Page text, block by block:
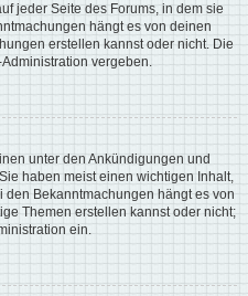
jeder Seite des Forums, in dem sie
hängt es von deinen
erstellen kannst oder nicht. Die
vergeben.
unter den Ankündigungen und
haben meist einen wichtigen Inhalt,
Bekanntmachungen hängt es von
Themen erstellen kannst oder nicht;
ein.